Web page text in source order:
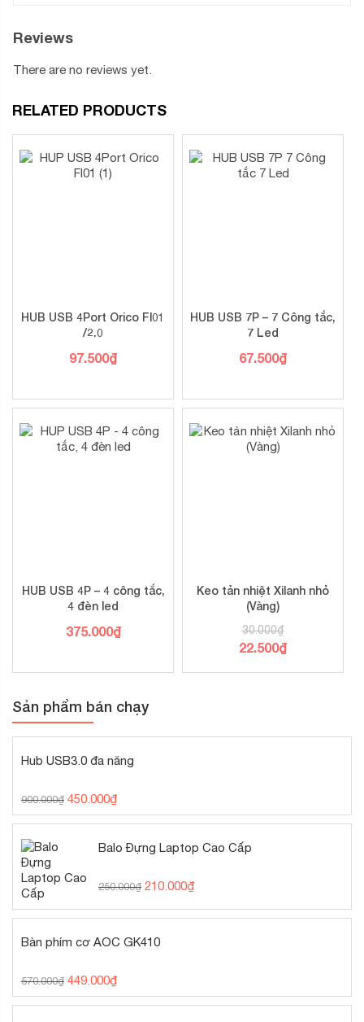
Reviews
There are no reviews yet.
RELATED PRODUCTS
HUB USB 4Port Orico Fl01
/2.0
97.500₫
HUB USB 7P – 7 Công tắc,
7 Led
67.500₫
HUB USB 4P – 4 công tắc,
4 đèn led
375.000₫
Keo tản nhiệt Xilanh nhỏ
(Vàng)
30.000₫
22.500₫
Sản phẩm bán chạy
Hub USB3.0 đa năng
900.000₫ 450.000₫
Balo Đựng Laptop Cao Cấp
250.000₫ 210.000₫
Bàn phím cơ AOC GK410
570.000₫ 449.000₫